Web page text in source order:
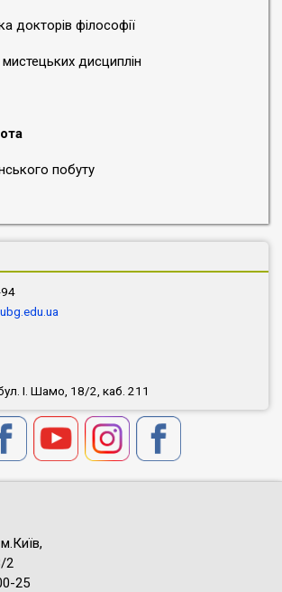
докторів філософії
мистецьких дисциплін
побуту
І. Шамо, 18/2, каб. 211
2
25